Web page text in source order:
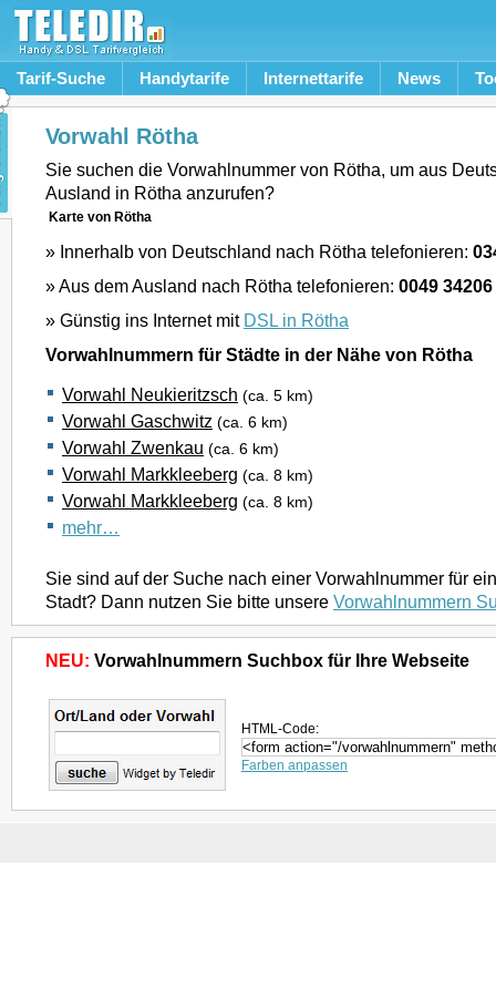
Tarif-Suche Handytarife Internettarife News
Vorwahl Rötha
Sie suchen die Vorwahlnummer von Rötha, um aus
Ausland in Rötha anzurufen?
Karte von Rötha
» Innerhalb von Deutschland nach Rötha telefonieren:
» Aus dem Ausland nach Rötha telefonieren: 0049 34206
» Günstig ins Internet mit DSL in Rötha
Vorwahlnummern für Städte in der Nähe von Rötha
Vorwahl Neukieritzsch (ca. 5 km)
Vorwahl Gaschwitz (ca. 6 km)
Vorwahl Zwenkau (ca. 6 km)
Vorwahl Markkleeberg (ca. 8 km)
Vorwahl Markkleeberg (ca. 8 km)
mehr…
Sie sind auf der Suche nach einer Vorwahlnummer für
Stadt? Dann nutzen Sie bitte unsere Vorwahlnummern
NEU: Vorwahlnummern Suchbox für Ihre Webseite
HTML-Code:
Farben anpassen